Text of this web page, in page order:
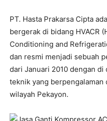
PT. Hasta Prakarsa Cipta
bergerak di bidang HVACR
Conditioning and
dan resmi menjadi sebuah
dari Januari 2010 dengan
teknik yang berpengalaman
wilayah Pekayon.